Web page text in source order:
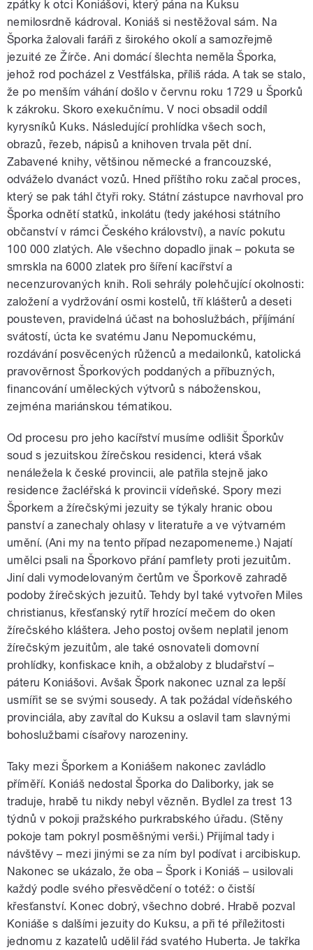
zpátky k otci Koniášovi, který pána na Kuksu
nemilosrdně kádroval. Koniáš si nestěžoval sám. Na
Šporka žalovali faráři z širokého okolí a samozřejmě
jezuité ze Žírče. Ani domácí šlechta neměla Šporka,
jehož rod pocházel z Vestfálska, příliš ráda. A tak se stalo,
že po menším váhání došlo v červnu roku 1729 u Šporků
k zákroku. Skoro exekučnímu. V noci obsadil oddíl
kyrysníků Kuks. Následující prohlídka všech soch,
obrazů, řezeb, nápisů a knihoven trvala pět dní.
Zabavené knihy, většinou německé a francouzské,
odváželo dvanáct vozů. Hned příštího roku začal proces,
který se pak táhl čtyři roky. Státní zástupce navrhoval pro
Šporka odnětí statků, inkolátu (tedy jakéhosi státního
občanství v rámci Českého království), a navíc pokutu
100 000 zlatých. Ale všechno dopadlo jinak – pokuta se
smrskla na 6000 zlatek pro šíření kacířství a
necenzurovaných knih. Roli sehrály polehčující okolnosti:
založení a vydržování osmi kostelů, tří klášterů a deseti
pousteven, pravidelná účast na bohoslužbách, příjímání
svátostí, úcta ke svatému Janu Nepomuckému,
rozdávání posvěcených růženců a medailonků, katolická
pravověrnost Šporkových poddaných a příbuzných,
financování uměleckých výtvorů s náboženskou,
zejména mariánskou tématikou.
Od procesu pro jeho kacířství musíme odlišit Šporkův
soud s jezuitskou žírečskou residenci, která však
nenáležela k české provincii, ale patřila stejně jako
residence žacléřská k provincii vídeňské. Spory mezi
Šporkem a žírečskými jezuity se týkaly hranic obou
panství a zanechaly ohlasy v literatuře a ve výtvarném
umění. (Ani my na tento případ nezapomeneme.) Najatí
umělci psali na Šporkovo přání pamflety proti jezuitům.
Jiní dali vymodelovaným čertům ve Šporkově zahradě
podoby žírečských jezuitů. Tehdy byl také vytvořen Miles
christianus, křesťanský rytíř hrozící mečem do oken
žírečského kláštera. Jeho postoj ovšem neplatil jenom
žírečským jezuitům, ale také osnovateli domovní
prohlídky, konfiskace knih, a obžaloby z bludařství –
páteru Koniášovi. Avšak Špork nakonec uznal za lepší
usmířit se se svými sousedy. A tak požádal vídeňského
provinciála, aby zavítal do Kuksu a oslavil tam slavnými
bohoslužbami císařovy narozeniny.
Taky mezi Šporkem a Koniášem nakonec zavládlo
příměří. Koniáš nedostal Šporka do Daliborky, jak se
traduje, hrabě tu nikdy nebyl vězněn. Bydlel za trest 13
týdnů v pokoji pražského purkrabského úřadu. (Stěny
pokoje tam pokryl posměšnými verši.) Přijímal tady i
návštěvy – mezi jinými se za ním byl podívat i arcibiskup.
Nakonec se ukázalo, že oba – Špork i Koniáš – usilovali
každý podle svého přesvědčení o totéž: o čistší
křesťanství. Konec dobrý, všechno dobré. Hrabě pozval
Koniáše s dalšími jezuity do Kuksu, a při té příležitosti
jednomu z kazatelů udělil řád svatého Huberta. Je takřka